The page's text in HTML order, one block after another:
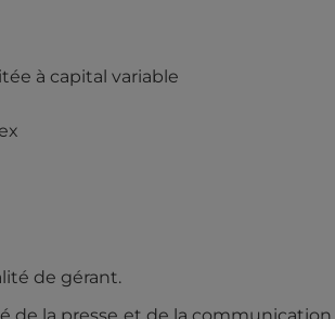
à capital variable
de gérant.